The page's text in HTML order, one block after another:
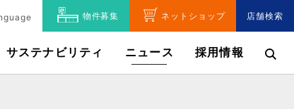
物件募集 ネットショップ 店舗検索
サステナビリティ ニュース 採用情報